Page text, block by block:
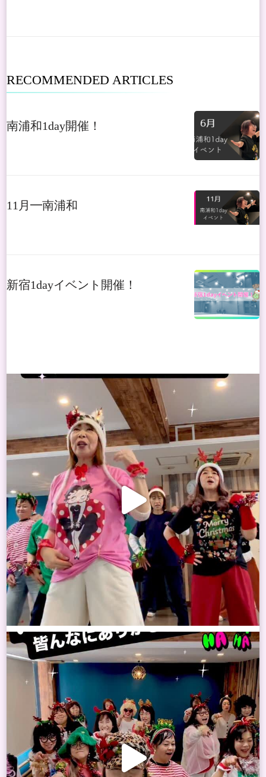
RECOMMENDED ARTICLES
南浦和1day開催！
11月━南浦和
新宿1dayイベント開催！